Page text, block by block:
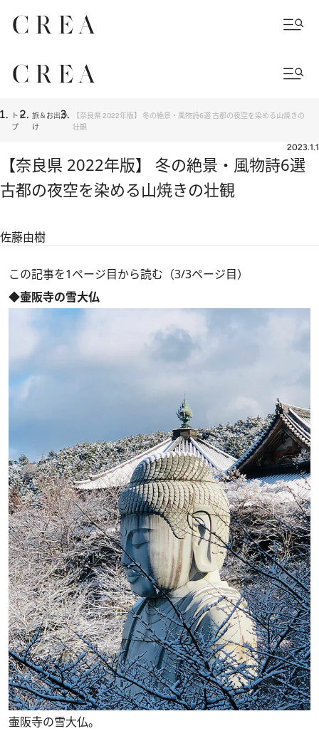
トッ
プ
旅＆お出か
け
【奈良県 2022年版】 冬の絶景・風物詩6選 古都の夜空を染める山焼きの
壮観
2023.1.1
【奈良県 2022年版】 冬の絶景・風物詩6選
古都の夜空を染める山焼きの壮観
佐藤由樹
この記事を1ページ目から読む（3/3ページ目）
◆壷阪寺の雪大仏
壷阪寺の雪大仏。